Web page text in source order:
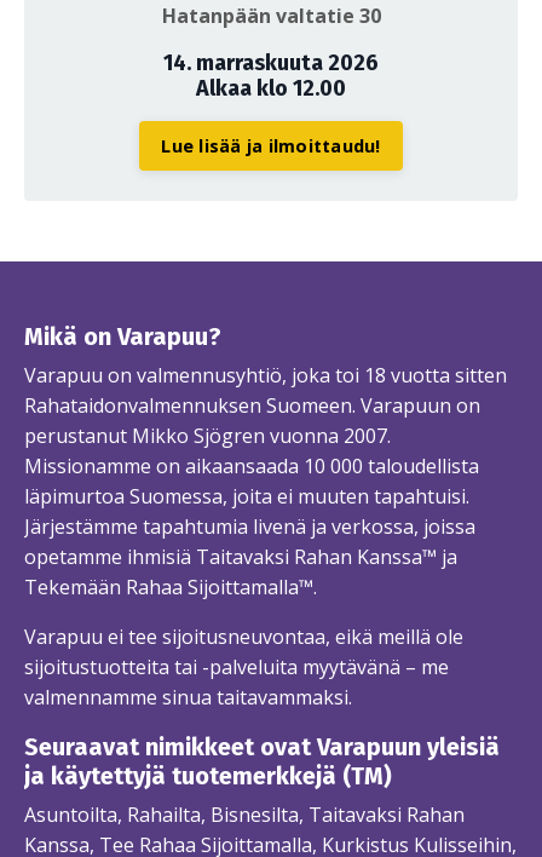
Hatanpään valtatie 30
14. marraskuuta 2026
Alkaa klo 12.00
Lue lisää ja ilmoittaudu!
Mikä on Varapuu?
Varapuu on valmennusyhtiö, joka toi 18 vuotta sitten
Rahataidonvalmennuksen Suomeen. Varapuun on
perustanut Mikko Sjögren vuonna 2007.
Missionamme on aikaansaada 10 000 taloudellista
läpimurtoa Suomessa, joita ei muuten tapahtuisi.
Järjestämme tapahtumia livenä ja verkossa, joissa
opetamme ihmisiä Taitavaksi Rahan Kanssa™ ja
Tekemään Rahaa Sijoittamalla™.
Varapuu ei tee sijoitusneuvontaa, eikä meillä ole
sijoitustuotteita tai -palveluita myytävänä – me
valmennamme sinua taitavammaksi.
Seuraavat nimikkeet ovat Varapuun yleisiä
ja käytettyjä tuotemerkkejä (TM)
Asuntoilta, Rahailta, Bisnesilta, Taitavaksi Rahan
Kanssa, Tee Rahaa Sijoittamalla, Kurkistus Kulisseihin,